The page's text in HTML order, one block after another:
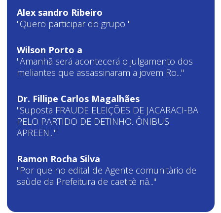
Alex sandro Ribeiro
"Quero participar do grupo "
Wilson Porto a
"Amanhã será acontecerá o julgamento dos
meliantes que assassinaram a jovem Ro..."
Dr. Fillipe Carlos Magalhães
"Suposta FRAUDE ELEIÇÕES DE JACARACI-BA
PELO PARTIDO DE DETINHO. ÔNIBUS
APREEN..."
Ramon Rocha Silva
"Por que no edital de Agente comunitàrio de
saùde da Prefeitura de caetitè nâ..."